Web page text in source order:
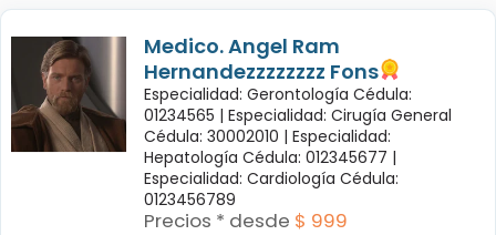
Medico. Angel Ram
Hernandezzzzzzzz Fons
Especialidad: Gerontología Cédula:
01234565 | Especialidad: Cirugía General
Cédula: 30002010 | Especialidad:
Hepatología Cédula: 012345677 |
Especialidad: Cardiología Cédula:
0123456789
Precios * desde $ 999